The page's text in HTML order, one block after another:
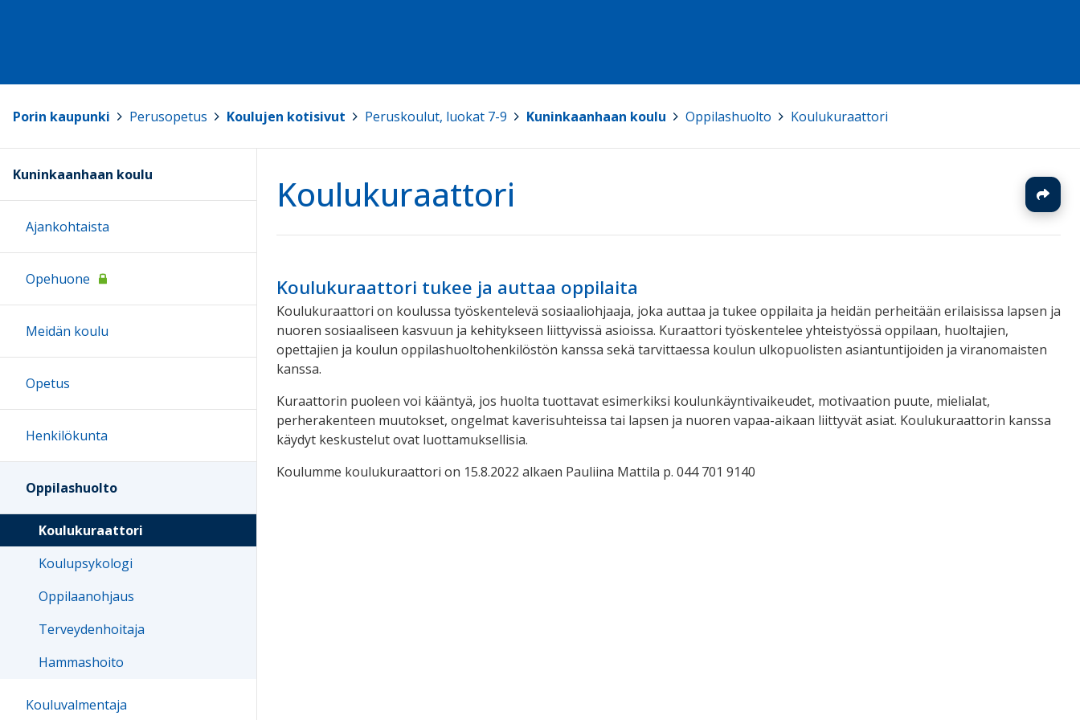
Porin kaupunki Perusopetus Koulujen kotisivut Peruskoulut, luokat 7-9 Kuninkaanhaan koulu Oppilashuolto Koulukuraattori
Koulukuraattori
Koulukuraattori tukee ja auttaa oppilaita
Koulukuraattori on koulussa työskentelevä sosiaaliohjaaja, joka auttaa ja tukee oppilaita ja heidän perheitään erilaisissa lapsen ja
nuoren sosiaaliseen kasvuun ja kehitykseen liittyvissä asioissa. Kuraattori työskentelee yhteistyössä oppilaan, huoltajien,
opettajien ja koulun oppilashuoltohenkilöstön kanssa sekä tarvittaessa koulun ulkopuolisten asiantuntijoiden ja viranomaisten
kanssa.
Kuraattorin puoleen voi kääntyä, jos huolta tuottavat esimerkiksi koulunkäyntivaikeudet, motivaation puute, mielialat,
perherakenteen muutokset, ongelmat kaverisuhteissa tai lapsen ja nuoren vapaa-aikaan liittyvät asiat. Koulukuraattorin kanssa
käydyt keskustelut ovat luottamuksellisia.
Koulumme koulukuraattori on 15.8.2022 alkaen Pauliina Mattila p. 044 701 9140
Kuninkaanhaan koulu
Ajankohtaista
Opehuone
Meidän koulu
Opetus
Henkilökunta
Oppilashuolto
Koulukuraattori
Koulupsykologi
Oppilaanohjaus
Terveydenhoitaja
Hammashoito
Kouluvalmentaja